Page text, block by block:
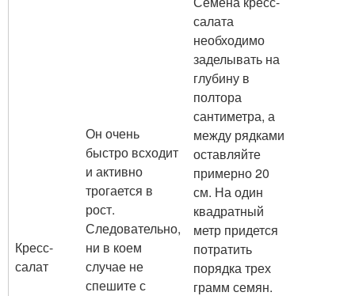
Кресс-
салат
Он очень
быстро всходит
и активно
трогается в
рост.
Следовательно,
ни в коем
случае не
спешите с
салата
необходимо
заделывать на
глубину в
полтора
сантиметра, а
между рядками
оставляйте
примерно 20
см. На один
квадратный
метр придется
потратить
порядка трех
грамм семян.